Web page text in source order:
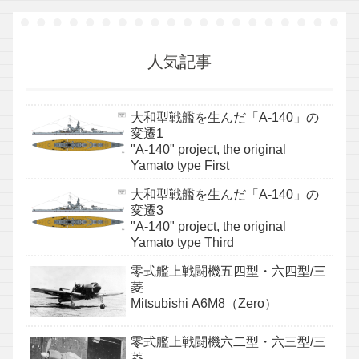
人気記事
大和型戦艦を生んだ「A-140」の
変遷1
"A-140" project, the original
Yamato type First
大和型戦艦を生んだ「A-140」の
変遷3
"A-140" project, the original
Yamato type Third
零式艦上戦闘機五四型・六四型/三
菱
Mitsubishi A6M8（Zero）
零式艦上戦闘機六二型・六三型/三